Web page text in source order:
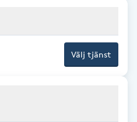
Välj tjänst